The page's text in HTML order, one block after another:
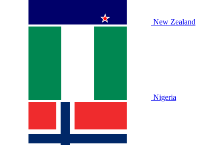
New Zealand
Nigeria